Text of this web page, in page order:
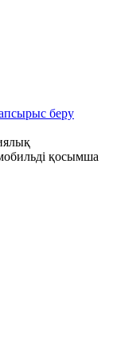
беру
қосымша